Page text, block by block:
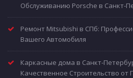
Обслуживанию Porsche в Санкт-
Ремонт Mitsubishi в СПб:
Вашего Автомобиля
Каркасные дома в Санкт-
Качественное Строительство от